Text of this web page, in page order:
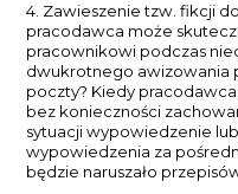
4. Zawieszenie tzw. fikcji
pracodawca może
pracownikowi podczas
dwukrotnego awizowania
poczty? Kiedy
bez konieczności
sytuacji wypowiedzenie
wypowiedzenia za
będzie naruszało